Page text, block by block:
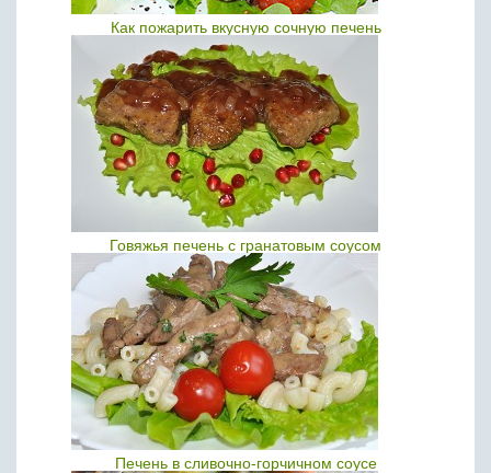
Как пожарить вкусную сочную печень
Говяжья печень с гранатовым соусом
Печень в сливочно-горчичном соусе